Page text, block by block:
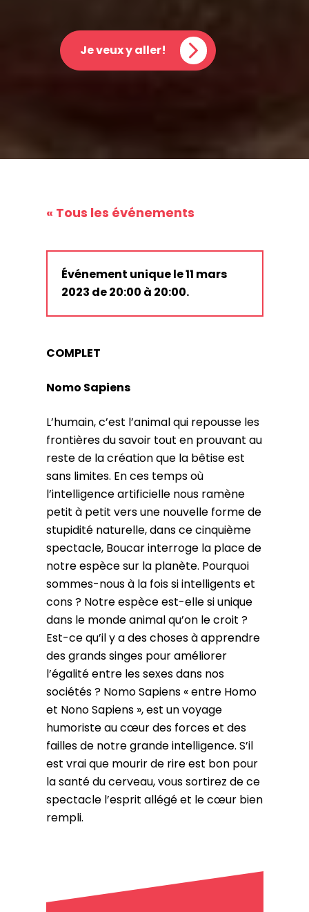
Je veux y aller!
« Tous les événements
Événement unique le 11 mars
2023 de 20:00 à 20:00.
COMPLET
Nomo Sapiens
L’humain, c’est l’animal qui repousse les
frontières du savoir tout en prouvant au
reste de la création que la bêtise est
sans limites. En ces temps où
l’intelligence artificielle nous ramène
petit à petit vers une nouvelle forme de
stupidité naturelle, dans ce cinquième
spectacle, Boucar interroge la place de
notre espèce sur la planète. Pourquoi
sommes-nous à la fois si intelligents et
cons ? Notre espèce est-elle si unique
dans le monde animal qu’on le croit ?
Est-ce qu’il y a des choses à apprendre
des grands singes pour améliorer
l’égalité entre les sexes dans nos
sociétés ? Nomo Sapiens « entre Homo
et Nono Sapiens », est un voyage
humoriste au cœur des forces et des
failles de notre grande intelligence. S’il
est vrai que mourir de rire est bon pour
la santé du cerveau, vous sortirez de ce
spectacle l’esprit allégé et le cœur bien
rempli.